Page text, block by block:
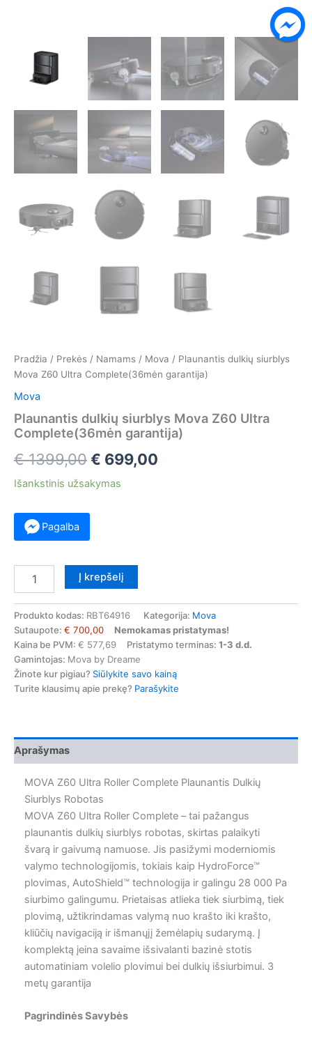
Pradžia / Prekės / Namams / Mova / Plaunantis dulkių siurblys
Mova Z60 Ultra Complete(36mėn garantija)
Mova
Plaunantis dulkių siurblys Mova Z60 Ultra
Complete(36mėn garantija)
€1399,00Original
price
€ 699,00
Išankstinis užsakymas
Pagalba
kiekis:
dulkių
siurblys
Mova
Z60
Ultra
Complete(36mėn
Į krepšelį
Produkto kodas: RBT64916 Kategorija: Mova
Sutaupote: € 700,00
Nemokamas pristatymas!
Kaina be PVM: € 577,69 Pristatymo terminas: 1-3 d.d.
Gamintojas: Mova by Dreame
Žinote kur pigiau? Siūlykite savo kainą
Turite klausimų apie prekę? Parašykite
Aprašymas
MOVA Z60 Ultra Roller Complete Plaunantis Dulkių
Siurblys Robotas
MOVA Z60 Ultra Roller Complete – tai pažangus
plaunantis dulkių siurblys robotas, skirtas palaikyti
švarą ir gaivumą namuose. Jis pasižymi moderniomis
valymo technologijomis, tokiais kaip HydroForce™
plovimas, AutoShield™ technologija ir galingu 28 000 Pa
siurbimo galingumu. Prietaisas atlieka tiek siurbimą, tiek
plovimą, užtikrindamas valymą nuo krašto iki krašto,
kliūčių navigaciją ir išmanųjį žemėlapių sudarymą. Į
komplektą įeina savaime išsivalanti bazinė stotis
automatiniam volelio plovimui bei dulkių išsiurbimui. 3
metų garantija
Pagrindinės Savybės